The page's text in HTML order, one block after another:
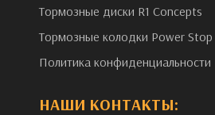
Тормозные диски R1 Concepts
Тормозные колодки Power Stop
Политика конфиденциальности
НАШИ КОНТАКТЫ: